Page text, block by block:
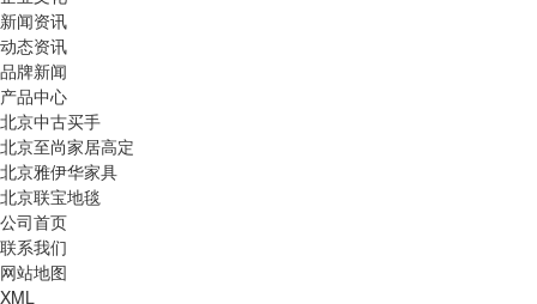
新闻资讯
动态资讯
品牌新闻
产品中心
北京中古买手
北京至尚家居高定
北京雅伊华家具
北京联宝地毯
公司首页
联系我们
网站地图
XML